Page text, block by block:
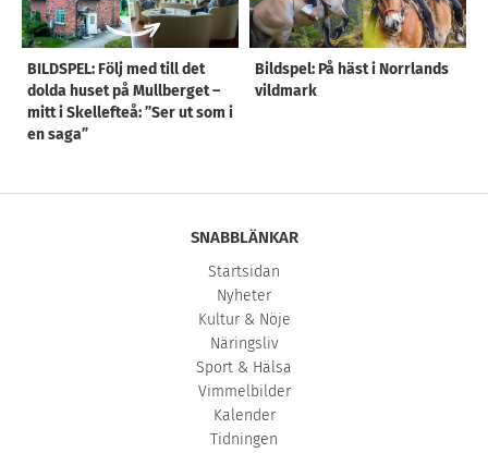
BILDSPEL: Följ med till det
dolda huset på Mullberget –
mitt i Skellefteå: ”Ser ut som i
en saga”
Bildspel: På häst i Norrlands
vildmark
SNABBLÄNKAR
Startsidan
Nyheter
Kultur & Nöje
Näringsliv
Sport & Hälsa
Vimmelbilder
Kalender
Tidningen